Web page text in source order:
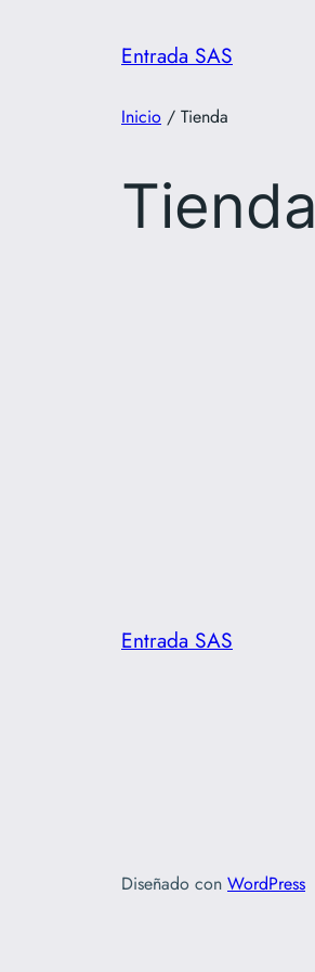
Entrada SAS
Inicio / Tienda
Tienda
Entrada SAS
Diseñado con WordPress